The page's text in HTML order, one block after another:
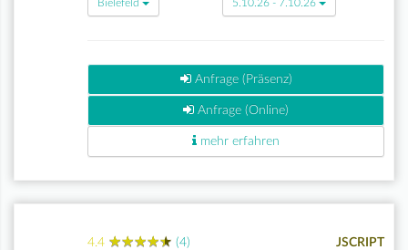
Bielefeld 5.10.26 - 7.10.26
Anfrage (Präsenz)
Anfrage (Online)
mehr erfahren
4.4 ★★★★★
★★★★★ (4) JSCRIPT